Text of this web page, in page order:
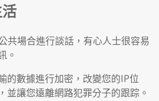
共場合進行談話，有心人士很容易
。
的數據進行加密，改變您的IP位
並讓您遠離網路犯罪分子的跟踪。